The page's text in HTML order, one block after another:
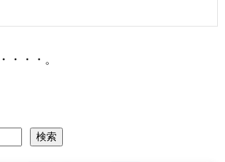
・・・。
検索